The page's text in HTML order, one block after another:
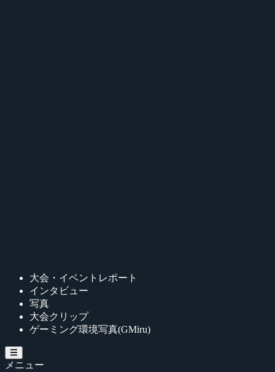
大会・イベントレポート
インタビュー
写真
大会クリップ
ゲーミング環境写真(GMiru)
メニュー